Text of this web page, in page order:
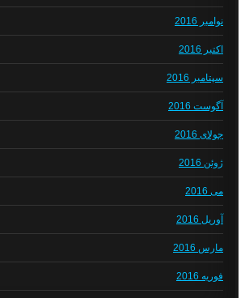
نوامبر 2016
اکتبر 2016
سپتامبر 2016
آگوست 2016
جولای 2016
ژوئن 2016
می 2016
آوریل 2016
مارس 2016
فوریه 2016